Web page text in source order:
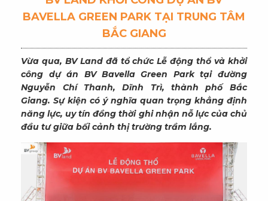
BAVELLA GREEN PARK TẠI TRUNG TÂM
BẮC GIANG
Vừa qua, BV Land đã tổ chức Lễ động thổ và khởi
công dự án BV Bavella Green Park tại đường
Nguyễn Chí Thanh, Dĩnh Trì, thành phố Bắc
Giang. Sự kiện có ý nghĩa quan trọng khẳng định
năng lực, uy tín đồng thời ghi nhận nỗ lực của chủ
đầu tư giữa bối cảnh thị trường trầm lắng.